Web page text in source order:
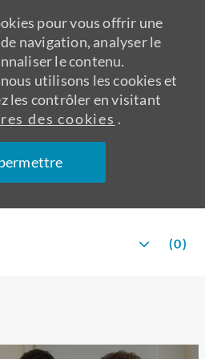
pour vous offrir une
navigation, analyser le
le contenu.
utilisons les cookies et
les contrôler en visitant
des cookies .
Language
Français
Français
(0)